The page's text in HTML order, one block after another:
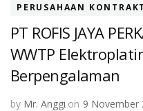
PERUSAHAAN
PT ROFIS JAYA
WWTP
Berpengalaman
by Mr. Anggi on 9 November